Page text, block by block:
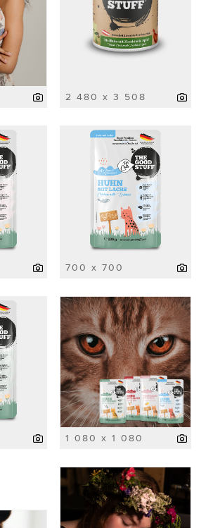
2 480 x 3 508
700 x 700
1 080 x 1 080